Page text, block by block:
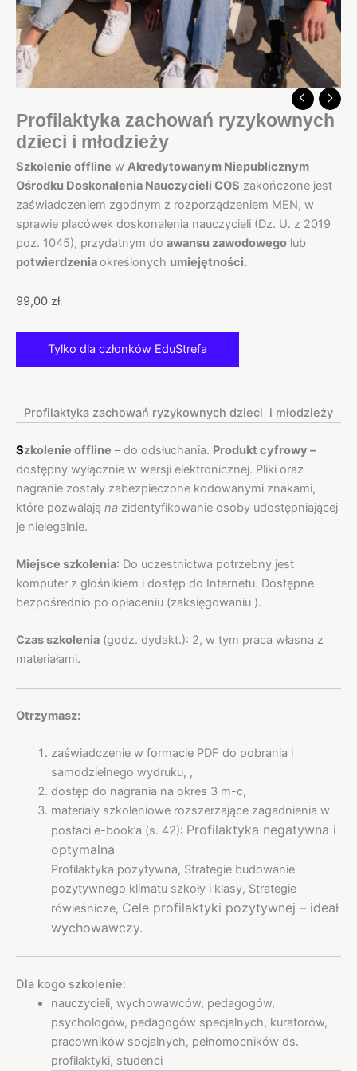
Profilaktyka zachowań ryzykownych
dzieci i młodzieży
Szkolenie offline w Akredytowanym Niepublicznym
Ośrodku Doskonalenia Nauczycieli COS zakończone jest
zaświadczeniem zgodnym z rozporządzeniem MEN, w
sprawie placówek doskonalenia nauczycieli (Dz. U. z 2019
poz. 1045), przydatnym do awansu zawodowego lub
potwierdzeniaokreślonych umiejętności.
99,00 zł
Tylko dla członków EduStrefa
Profilaktyka zachowań ryzykownych dzieci i młodzieży
Szkolenie offline – do odsłuchania. Produkt cyfrowy –
dostępny wyłącznie w wersji elektronicznej. Pliki oraz
nagranie zostały zabezpieczone kodowanymi znakami,
które pozwalają na zidentyfikowanie osoby udostępniającej
je nielegalnie.
Miejsce szkolenia: Do uczestnictwa potrzebny jest
komputer z głośnikiem i dostęp do Internetu. Dostępne
bezpośrednio po opłaceniu (zaksięgowaniu ).
Czas szkolenia (godz. dydakt.): 2, w tym praca własna z
materiałami.
Otrzymasz:
zaświadczenie w formacie PDF do pobrania i
samodzielnego wydruku, ,
dostęp do nagrania na okres 3 m-c,
materiały szkoleniowe rozszerzające zagadnienia w
postaci e-book’a (s. 42): Profilaktyka negatywna i
optymalna
Profilaktyka pozytywna, Strategie budowanie
pozytywnego klimatu szkoły i klasy, Strategie
rówieśnicze, Cele profilaktyki pozytywnej – ideał
wychowawczy.
Dla kogo szkolenie:
nauczycieli, wychowawców, pedagogów,
psychologów, pedagogów specjalnych, kuratorów,
pracowników socjalnych, pełnomocników ds.
profilaktyki, studenci